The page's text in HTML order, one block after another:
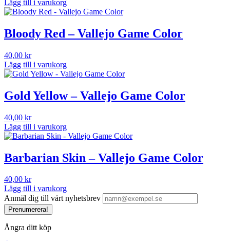
Lägg till i varukorg
Bloody Red – Vallejo Game Color
40,00 kr
Lägg till i varukorg
Gold Yellow – Vallejo Game Color
40,00 kr
Lägg till i varukorg
Barbarian Skin – Vallejo Game Color
40,00 kr
Lägg till i varukorg
Anmäl dig till vårt nyhetsbrev
Prenumerera!
Ångra ditt köp